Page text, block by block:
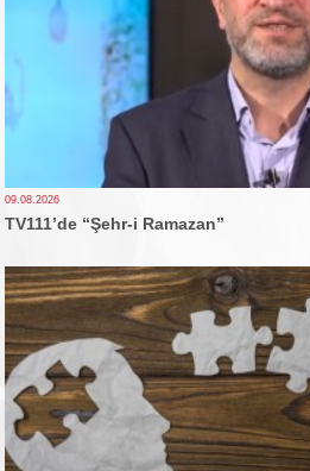
09.08.2026
TV111’de “Şehr-i Ramazan”